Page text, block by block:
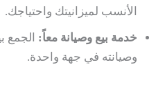
الأنسب لميزانيتك واحتياجك.
خدمة بيع وصيانة معاً: الجمع
وصيانته في جهة واحدة.